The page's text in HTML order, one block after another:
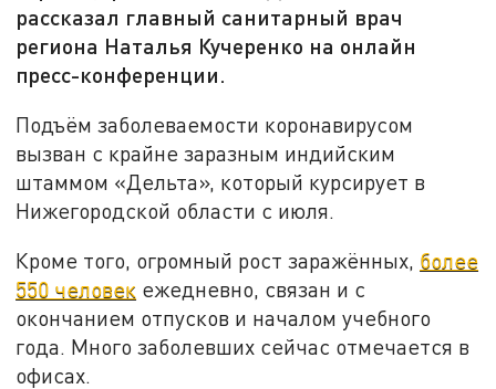
рассказал главный санитарный врач
региона Наталья Кучеренко на онлайн
пресс-конференции.
Подъём заболеваемости коронавирусом
вызван с крайне заразным индийским
штаммом «Дельта», который курсирует в
Нижегородской области с июля.
Кроме того, огромный рост заражённых, более
550 человек ежедневно, связан и с
окончанием отпусков и началом учебного
года. Много заболевших сейчас отмечается в
офисах.